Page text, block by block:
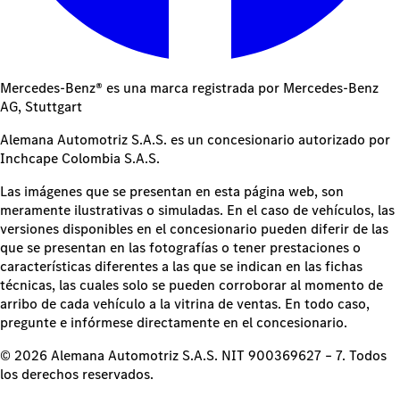
Mercedes-Benz® es una marca registrada por Mercedes-Benz
AG, Stuttgart
Alemana Automotriz S.A.S. es un concesionario autorizado por
Inchcape Colombia S.A.S.
Las imágenes que se presentan en esta página web, son
meramente ilustrativas o simuladas. En el caso de vehículos, las
versiones disponibles en el concesionario pueden diferir de las
que se presentan en las fotografías o tener prestaciones o
características diferentes a las que se indican en las fichas
técnicas, las cuales solo se pueden corroborar al momento de
arribo de cada vehículo a la vitrina de ventas. En todo caso,
pregunte e infórmese directamente en el concesionario.
© 2026 Alemana Automotriz S.A.S. NIT 900369627 – 7. Todos
los derechos reservados.